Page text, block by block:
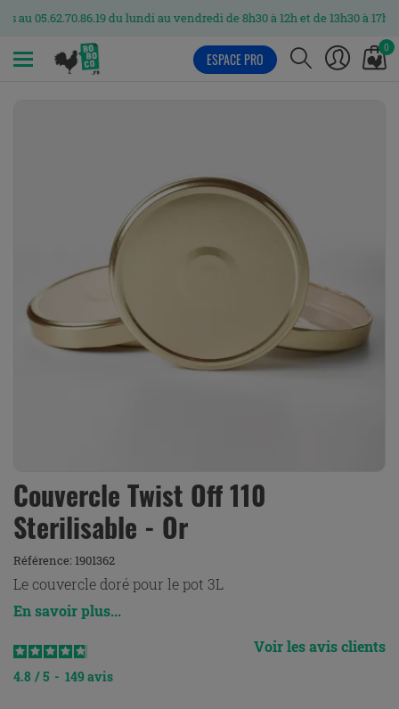
du lundi au vendredi de 8h30 à 12h et de 13h30 à 17h
0
ESPACE PRO
Couvercle Twist Off 110
Sterilisable - Or
Référence: 1901362
Le couvercle doré pour le pot 3L
En savoir plus...
4.8 / 5 - 149avis
Voir les avis clients